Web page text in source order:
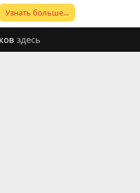
Обратная связь
Узнать больше...
здесь